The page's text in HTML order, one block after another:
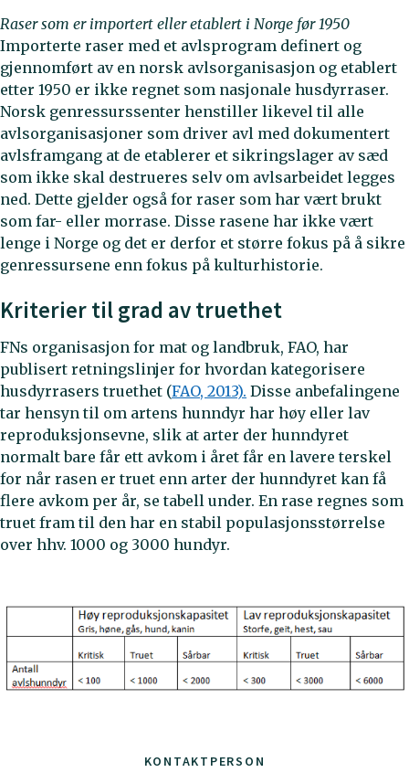
KONTAKTPERSON
Raser som er importert eller etablert i Norge før 1950
Importerte raser med et avlsprogram definert og
gjennomført av en norsk avlsorganisasjon og etablert
etter 1950 er ikke regnet som nasjonale husdyrraser.
Norsk genressurssenter henstiller likevel til alle
avlsorganisasjoner som driver avl med dokumentert
avlsframgang at de etablerer et sikringslager av sæd
som ikke skal destrueres selv om avlsarbeidet legges
ned. Dette gjelder også for raser som har vært brukt
som far- eller morrase. Disse rasene har ikke vært
lenge i Norge og det er derfor et større fokus på å sikre
genressursene enn fokus på kulturhistorie.
Kriterier til grad av truethet
FNs organisasjon for mat og landbruk, FAO, har
publisert retningslinjer for hvordan kategorisere
husdyrrasers truethet (FAO, 2013). Disse anbefalingene
tar hensyn til om artens hunndyr har høy eller lav
reproduksjonsevne, slik at arter der hunndyret
normalt bare får ett avkom i året får en lavere terskel
for når rasen er truet enn arter der hunndyret kan få
flere avkom per år, se tabell under. En rase regnes som
truet fram til den har en stabil populasjonsstørrelse
over hhv. 1000 og 3000 hundyr.